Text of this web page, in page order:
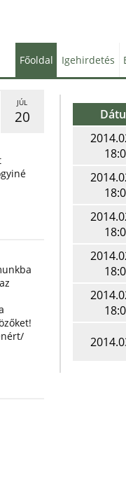
Főoldal Igehirdetés
JÚL
20